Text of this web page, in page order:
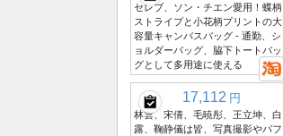
セレブ、ソン・チエン愛用！蝶柄
ストライプと小花柄プリントの大
容量キャンバスバッグ - 通勤、シ
ョルダーバッグ、脇下トートバッ
グとして多用途に使える
17,112 円
林雲、宋倩、毛暁彤、王立坤、白
露、鞠静儀は皆、写真撮影やパフ